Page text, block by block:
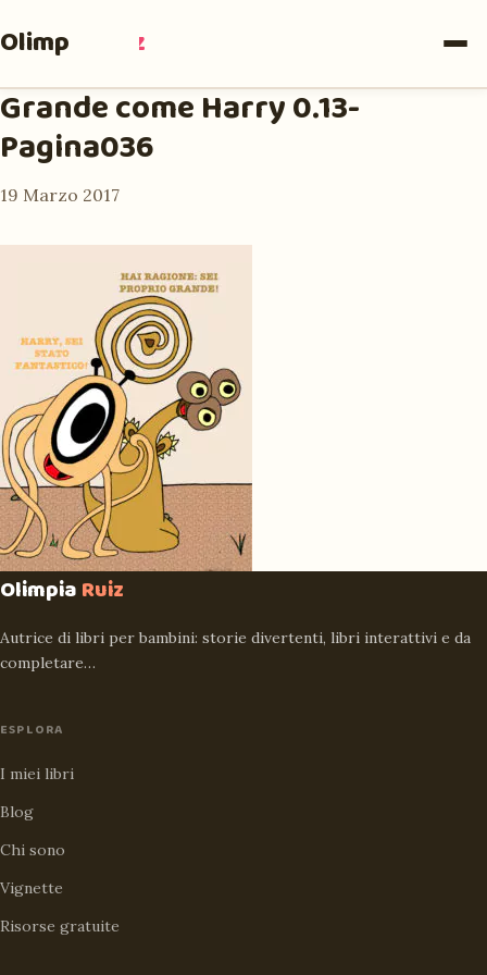
Olimpia Ruiz
Grande come Harry 0.13-
Pagina036
19 Marzo 2017
OlimpiaRuiz
Autrice di libri per bambini: storie divertenti, libri interattivi e da
completare…
ESPLORA
I miei libri
Blog
Chi sono
Vignette
Risorse gratuite